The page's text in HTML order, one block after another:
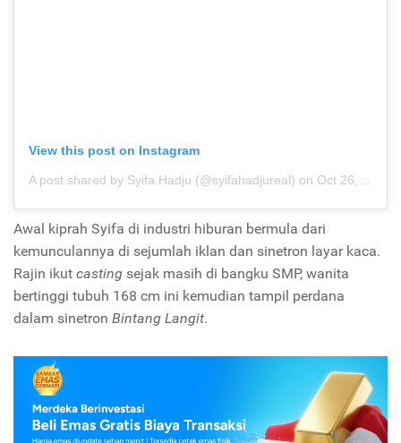
View this post on Instagram
A post shared by Syifa Hadju (@syifahadjureal) on Oct 26, 2020 at 3:34am PDT
Awal kiprah Syifa di industri hiburan bermula dari
kemunculannya di sejumlah iklan dan sinetron layar kaca.
Rajin ikut casting sejak masih di bangku SMP, wanita
bertinggi tubuh 168 cm ini kemudian tampil perdana
dalam sinetron Bintang Langit.